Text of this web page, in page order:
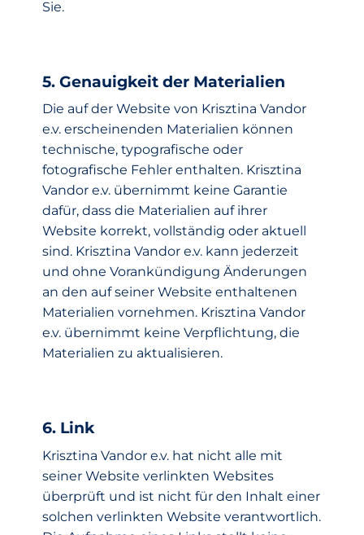
Sie.
5. Genauigkeit der Materialien
Die auf der Website von Krisztina Vandor
e.v. erscheinenden Materialien können
technische, typografische oder
fotografische Fehler enthalten. Krisztina
Vandor e.v. übernimmt keine Garantie
dafür, dass die Materialien auf ihrer
Website korrekt, vollständig oder aktuell
sind. Krisztina Vandor e.v. kann jederzeit
und ohne Vorankündigung Änderungen
an den auf seiner Website enthaltenen
Materialien vornehmen. Krisztina Vandor
e.v. übernimmt keine Verpflichtung, die
Materialien zu aktualisieren.
6. Link
Krisztina Vandor e.v. hat nicht alle mit
seiner Website verlinkten Websites
überprüft und ist nicht für den Inhalt einer
solchen verlinkten Website verantwortlich.